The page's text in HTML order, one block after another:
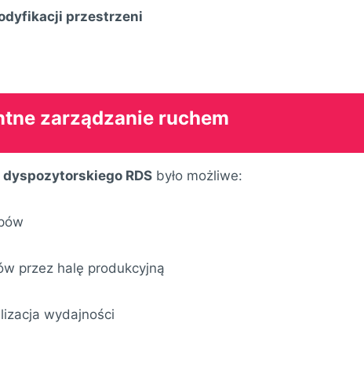
przestrzeni
zarządzanie ruchem
RDS było możliwe:
przez halę produkcyjną
wydajności